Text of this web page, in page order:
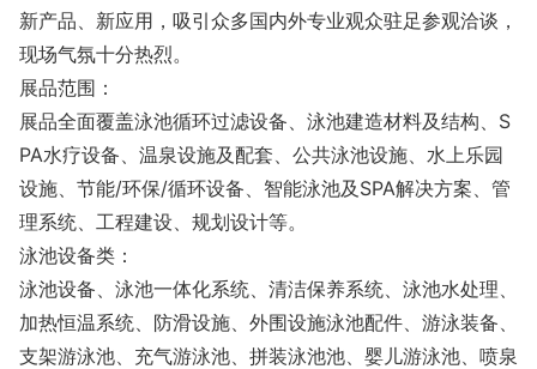
新产品、新应用，吸引众多国内外专业观众驻足参观洽谈，
现场气氛十分热烈。
展品范围：
展品全面覆盖泳池循环过滤设备、泳池建造材料及结构、S
PA水疗设备、温泉设施及配套、公共泳池设施、水上乐园
设施、节能/环保/循环设备、智能泳池及SPA解决方案、管
理系统、工程建设、规划设计等。
泳池设备类：
泳池设备、泳池一体化系统、清洁保养系统、泳池水处理、
加热恒温系统、防滑设施、外围设施泳池配件、游泳装备、
支架游泳池、充气游泳池、拼装泳池池、婴儿游泳池、喷泉